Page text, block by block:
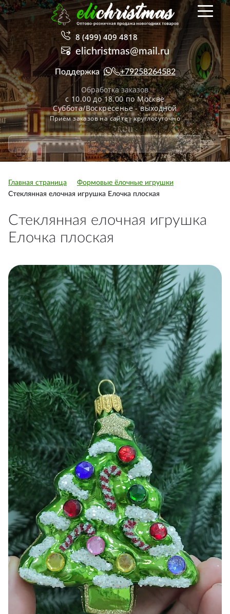
8 (499) 409 4818
elichristmas@mail.ru
Поддержка +79258264582
Обработка заказов
с 10.00 до 18.00 по Москве
Суббота/Воскресенье - выходной
Приём заказов на сайте - круглосуточно
Главная страница
Формовые ёлочные игрушки
Стеклянная елочная игрушка Елочка плоская
Стеклянная елочная игрушка
Елочка плоская